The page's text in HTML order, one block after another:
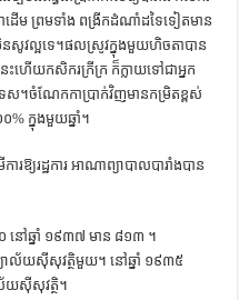
ើម ព្រមទាំង ពង្រីកដំណាំដទៃទៀតមាន
សូវល្អទេ។ផលស្រូវក្នុងមួយហិចតាបាន
ើយកសិករក្រីក្រ ក៏ក្លាយទៅជាអ្នក
ចំណែកកាប្រាក់វិញមានកម្រិតខ្ពស់
ក្នុងមួយឆ្នាំ។
រឱ្យរដ្ឋការ អាណាព្យាបាលបារាំងបាន
នៅឆ្នាំ ១៩៣៧ មាន ៨១៣ ។
យាល័យស៊ីសុវត្ថិមួយ។ នៅឆ្នាំ ១៩៣៥
ល័យស៊ីសុវត្ថិ។